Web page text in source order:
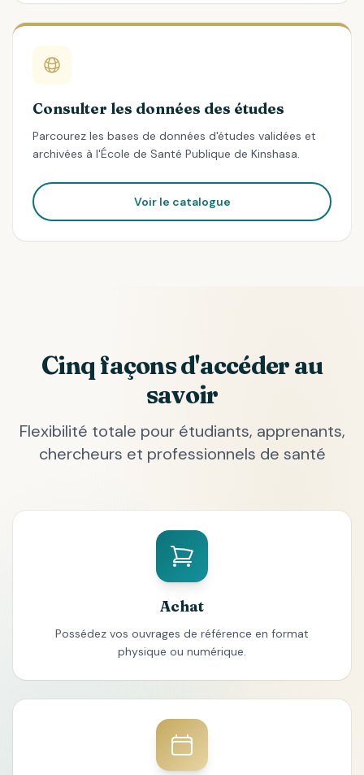
Consulter les données des études
Parcourez les bases de données d'études validées et
archivées à l'École de Santé Publique de Kinshasa.
Voir le catalogue
Cinq façons d'accéder au
savoir
Flexibilité totale pour étudiants, apprenants,
chercheurs et professionnels de santé
Achat
Possédez vos ouvrages de référence en format
physique ou numérique.